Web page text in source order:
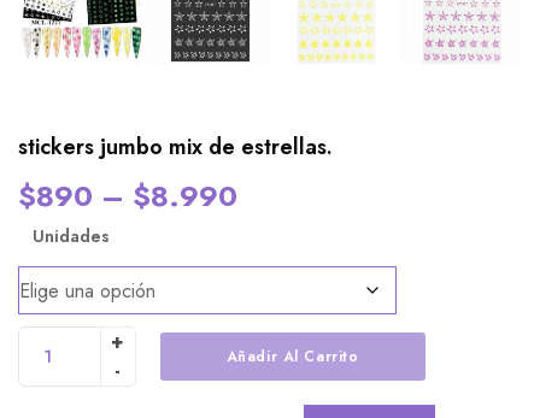
stickers jumbo mix de estrellas.
$890 – $8.990
Unidades
Añadir Al Carrito